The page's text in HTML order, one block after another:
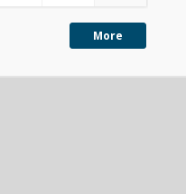
More